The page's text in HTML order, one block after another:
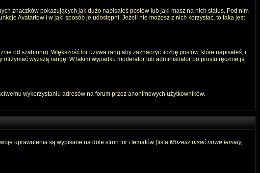
znaczków pokazujących jak dużo napisałeś postów lub jaki masz na nich status. Pod nim
Avatartów i w jaki sposób je udostępni. Jeżeli nie możesz z nich korzystać, to taka jest
od szablonu). Większość for używa rang aby zaznaczyć liczbę postów, które napisałeś, i
wyższą rangę. W takim wypadku moderator lub administrator po prostu ręcznie ją
wykorzystaniu adresów na forum przez anonimowych użytkowników.
uprawnienia są wypisane na dole stron for i tematów (lista Możesz pisać nowe tematy,